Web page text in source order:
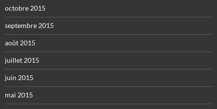
octobre 2015
septembre 2015
août 2015
juillet 2015
juin 2015
mai 2015